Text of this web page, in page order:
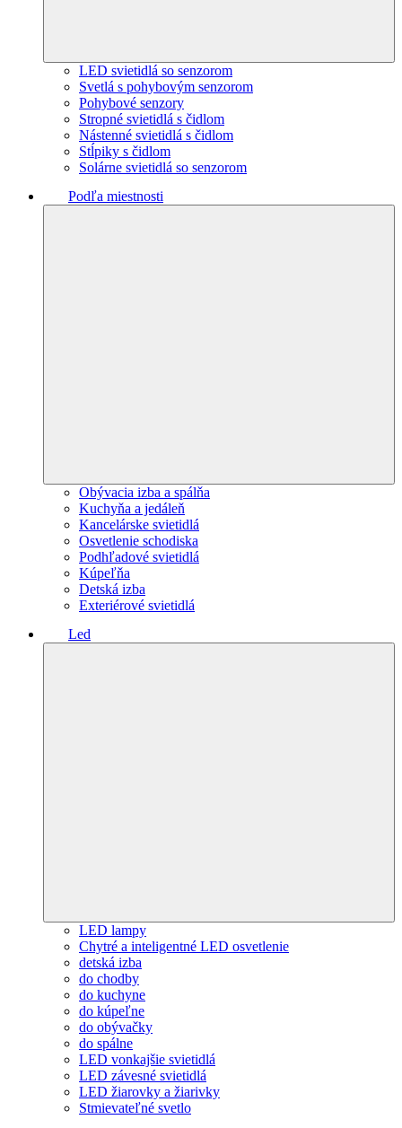
LED svietidlá so senzorom
Svetlá s pohybovým senzorom
Pohybové senzory
Stropné svietidlá s čidlom
Nástenné svietidlá s čidlom
Stĺpiky s čidlom
Solárne svietidlá so senzorom
Podľa miestnosti
Obývacia izba a spálňa
Kuchyňa a jedáleň
Kancelárske svietidlá
Osvetlenie schodiska
Podhľadové svietidlá
Kúpeľňa
Detská izba
Exteriérové svietidlá
Led
LED lampy
Chytré a inteligentné LED osvetlenie
detská izba
do chodby
do kuchyne
do kúpeľne
do obývačky
do spálne
LED vonkajšie svietidlá
LED závesné svietidlá
LED žiarovky a žiarivky
Stmievateľné svetlo